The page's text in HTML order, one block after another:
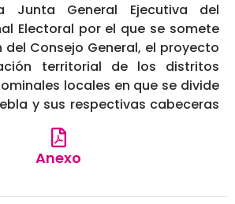
Junta General Ejecutiva del
Electoral por el que se somete
Consejo General, el proyecto
territorial de los distritos
locales en que se divide
y sus respectivas cabeceras
Anexo